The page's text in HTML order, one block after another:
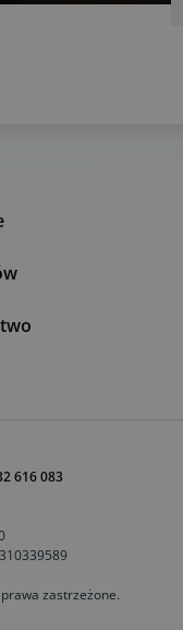
616 083
zastrzeżone.